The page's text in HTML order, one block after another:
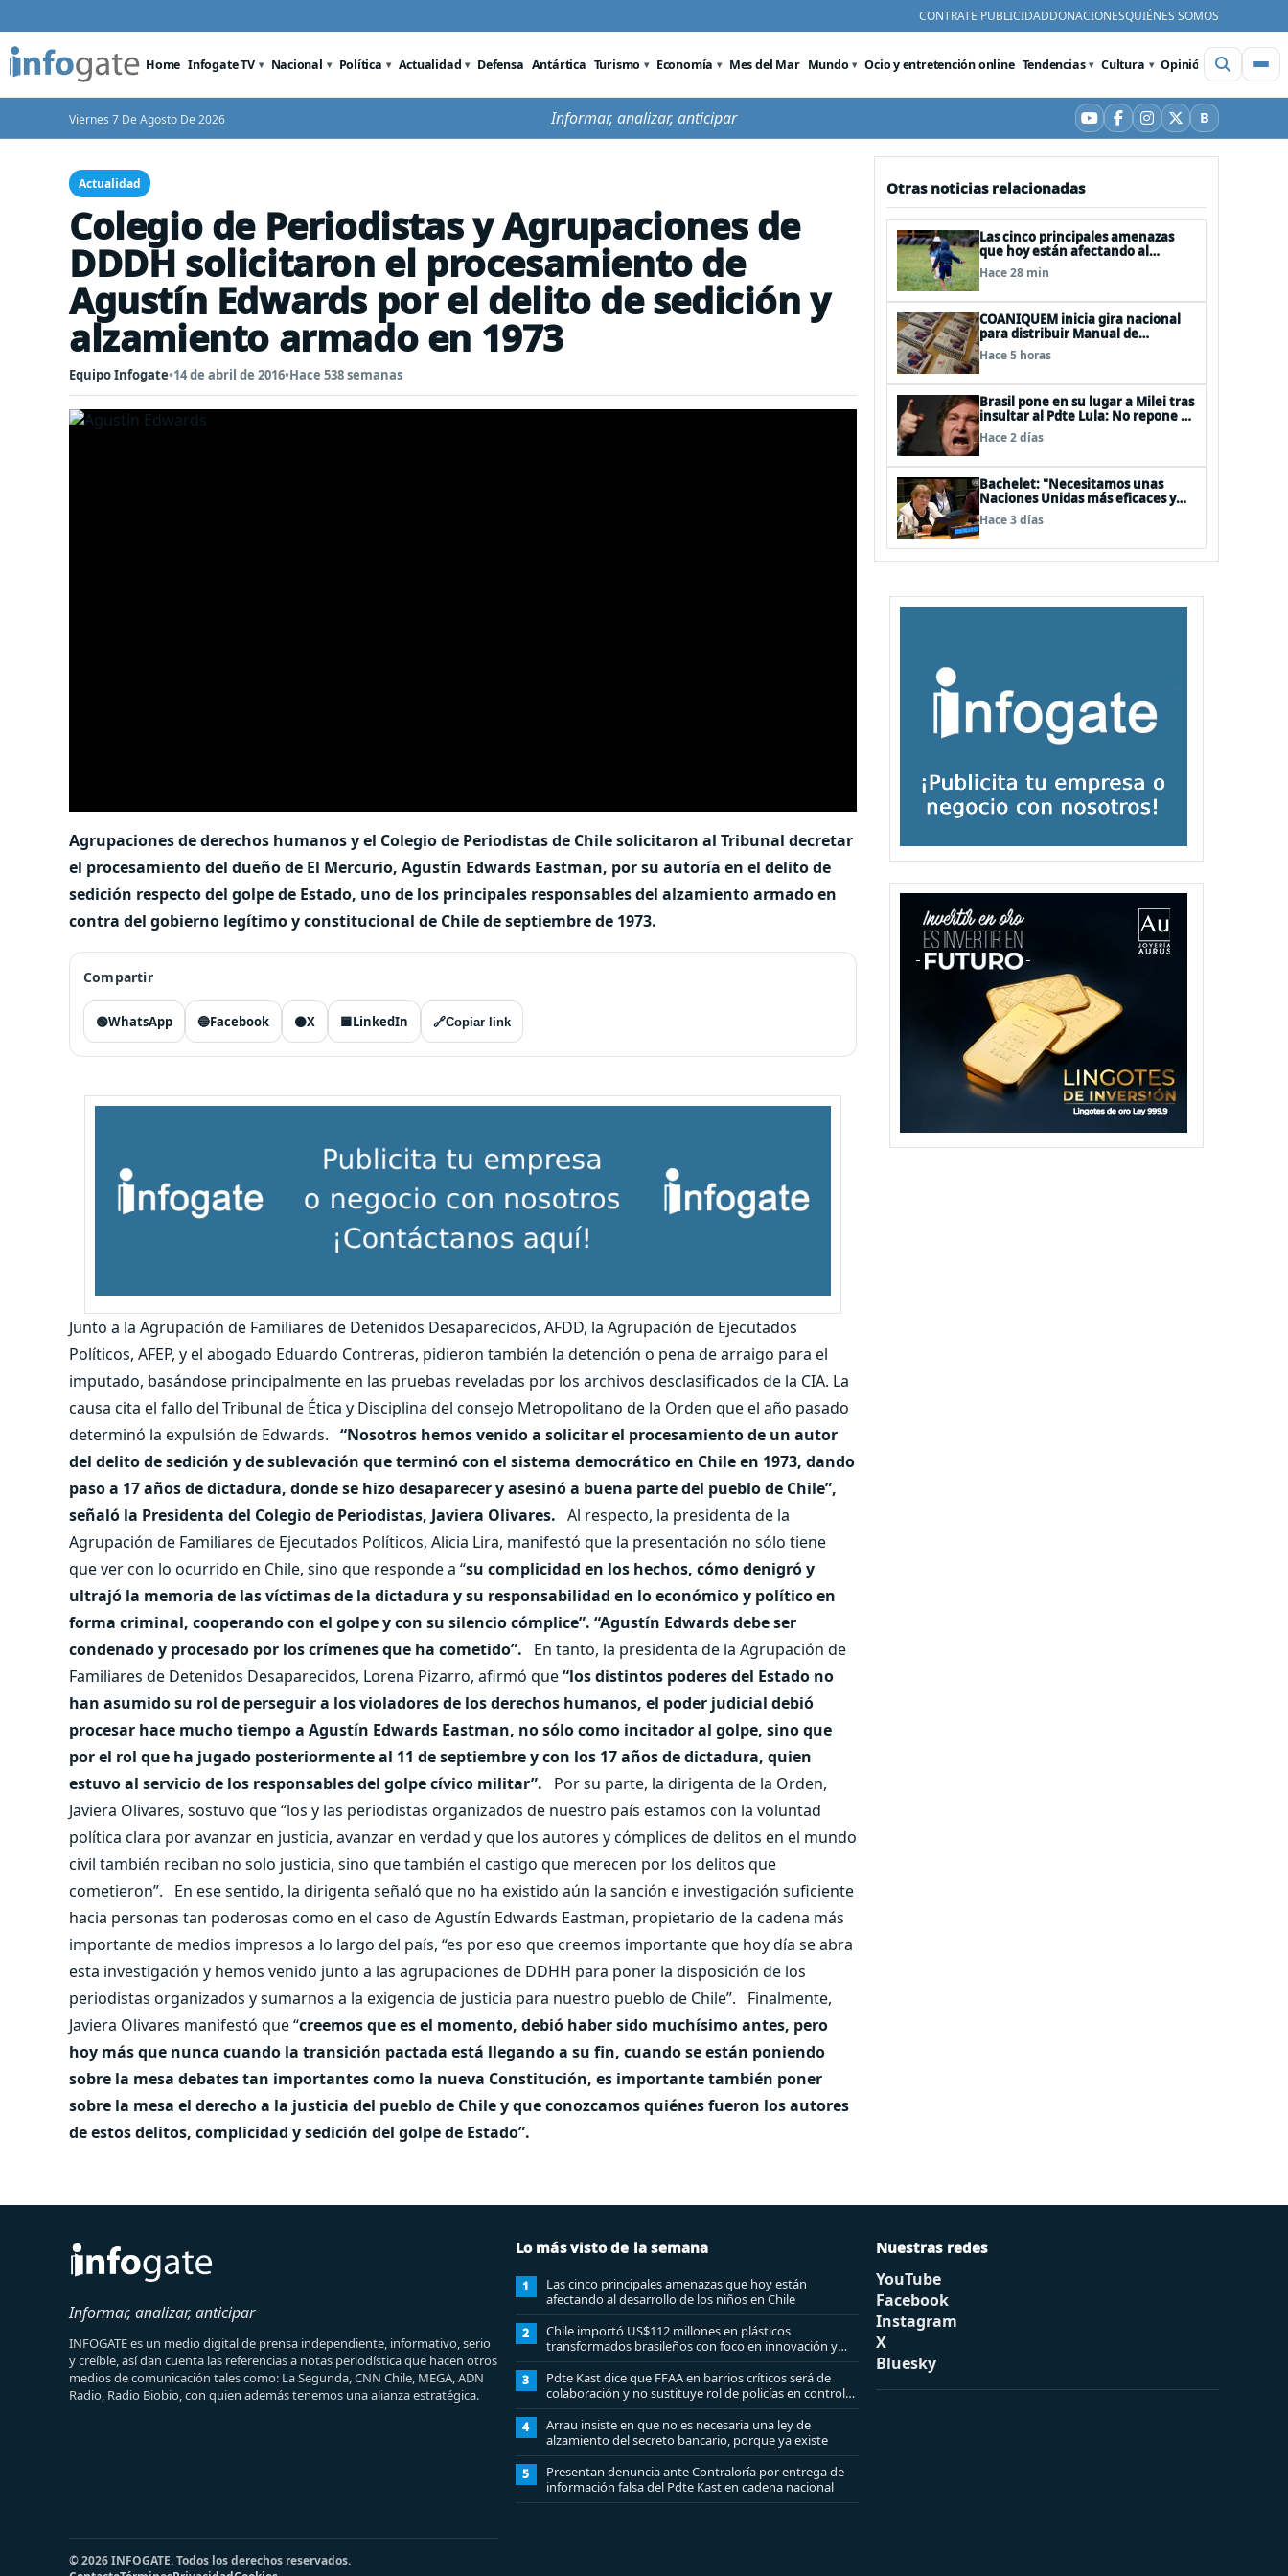
CONTRATE PUBLICIDADDONACIONESQUIÉNES SOMOS
Home Infogate TV Nacional Política Actualidad Defensa Antártica Turismo Economía Mes del Mar Mundo Ocio y entretención online Tendencias Cultura Opinión Videos
Viernes 7 De Agosto De 2026 Informar, analizar, anticipar YouTube
Facebook
Instagram
X BBluesky
Actualidad
Colegio de Periodistas y Agrupaciones de
DDDH solicitaron el procesamiento de
Agustín Edwards por el delito de sedición y
alzamiento armado en 1973
Equipo Infogate•14 de abril de 2016•Hace 538 semanas
Agrupaciones de derechos humanos y el Colegio de Periodistas de Chile solicitaron al Tribunal decretar
el procesamiento del dueño de El Mercurio, Agustín Edwards Eastman, por su autoría en el delito de
sedición respecto del golpe de Estado, uno de los principales responsables del alzamiento armado en
contra del gobierno legítimo y constitucional de Chile de septiembre de 1973.
Compartir
🟢WhatsApp 🔵Facebook ⚫X 🟦LinkedIn 🔗Copiar link
Junto a la Agrupación de Familiares de Detenidos Desaparecidos, AFDD, la Agrupación de Ejecutados
Políticos, AFEP, y el abogado Eduardo Contreras, pidieron también la detención o pena de arraigo para el
imputado, basándose principalmente en las pruebas reveladas por los archivos desclasificados de la CIA. La
causa cita el fallo del Tribunal de Ética y Disciplina del consejo Metropolitano de la Orden que el año pasado
determinó la expulsión de Edwards. “Nosotros hemos venido a solicitar el procesamiento de un autor
del delito de sedición y de sublevación que terminó con el sistema democrático en Chile en 1973, dando
paso a 17 años de dictadura, donde se hizo desaparecer y asesinó a buena parte del pueblo de Chile”,
señaló la Presidenta del Colegio de Periodistas, Javiera Olivares. Al respecto, la presidenta de la
Agrupación de Familiares de Ejecutados Políticos, Alicia Lira, manifestó que la presentación no sólo tiene
que ver con lo ocurrido en Chile, sino que responde a “su complicidad en los hechos, cómo denigró y
ultrajó la memoria de las víctimas de la dictadura y su responsabilidad en lo económico y político en
forma criminal, cooperando con el golpe y con su silencio cómplice”. “Agustín Edwards debe ser
condenado y procesado por los crímenes que ha cometido”. En tanto, la presidenta de la Agrupación de
Familiares de Detenidos Desaparecidos, Lorena Pizarro, afirmó que“los distintos poderes del Estado no
han asumido su rol de perseguir a los violadores de los derechos humanos, el poder judicial debió
procesar hace mucho tiempo a Agustín Edwards Eastman, no sólo como incitador al golpe, sino que
por el rol que ha jugado posteriormente al 11 de septiembre y con los 17 años de dictadura, quien
estuvo al servicio de los responsables del golpe cívico militar”. Por su parte, la dirigenta de la Orden,
Javiera Olivares, sostuvo que “los y las periodistas organizados de nuestro país estamos con la voluntad
política clara por avanzar en justicia, avanzar en verdad y que los autores y cómplices de delitos en el mundo
civil también reciban no solo justicia, sino que también el castigo que merecen por los delitos que
cometieron”. En ese sentido, la dirigenta señaló que no ha existido aún la sanción e investigación suficiente
hacia personas tan poderosas como en el caso de Agustín Edwards Eastman, propietario de la cadena más
importante de medios impresos a lo largo del país, “es por eso que creemos importante que hoy día se abra
esta investigación y hemos venido junto a las agrupaciones de DDHH para poner la disposición de los
periodistas organizados y sumarnos a la exigencia de justicia para nuestro pueblo de Chile”. Finalmente,
Javiera Olivares manifestó que “creemos que es el momento, debió haber sido muchísimo antes, pero
hoy más que nunca cuando la transición pactada está llegando a su fin, cuando se están poniendo
sobre la mesa debates tan importantes como la nueva Constitución, es importante también poner
sobre la mesa el derecho a la justicia del pueblo de Chile y que conozcamos quiénes fueron los autores
de estos delitos, complicidad y sedición del golpe de Estado”.
Otras noticias relacionadas
Las cinco principales amenazas
que hoy están afectando al
desarrollo de los niños en Chile
Hace 28 min
COANIQUEM inicia gira nacional
para distribuir Manual de
Quemaduras a profesionales de la
salud
Hace 5 horas
Brasil pone en su lugar a Milei tras
insultar al Pdte Lula: No repone al
embajador en BBSS y rebaja la
relación bilateral
Hace 2 días
Bachelet: "Necesitamos unas
Naciones Unidas más eficaces y
cercanas a las personas"
Hace 3 días
Informar, analizar, anticipar
INFOGATE es un medio digital de prensa independiente, informativo, serio
y creíble, así dan cuenta las referencias a notas periodística que hacen otros
medios de comunicación tales como: La Segunda, CNN Chile, MEGA, ADN
Radio, Radio Biobio, con quien además tenemos una alianza estratégica.
Lo más visto de la semana
1
Las cinco principales amenazas que hoy están
afectando al desarrollo de los niños en Chile
2
Chile importó US$112 millones en plásticos
transformados brasileños con foco en innovación y
sostenibilidad
3
Pdte Kast dice que FFAA en barrios críticos será de
colaboración y no sustituye rol de policías en control
del orden público
4
Arrau insiste en que no es necesaria una ley de
alzamiento del secreto bancario, porque ya existe
5
Presentan denuncia ante Contraloría por entrega de
información falsa del Pdte Kast en cadena nacional
Nuestras redes
YouTube
Facebook
Instagram
X
Bluesky
© 2026 INFOGATE. Todos los derechos reservados.